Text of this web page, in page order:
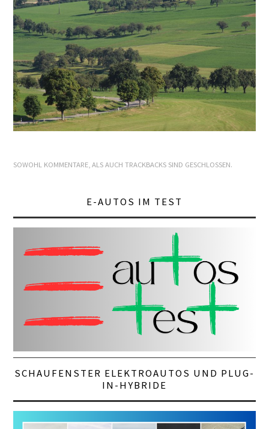
E+PIH
LEXIKON A
A BIS Z
KONTAKT
SOWOHL KOMMENTARE, ALS AUCH TRACKBACKS SIND GESCHLOSSEN.
E-AUTOS IM TEST
SCHAUFENSTER ELEKTROAUTOS UND PLUG-
IN-HYBRIDE